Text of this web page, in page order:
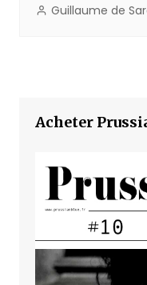
Guillaume de
Acheter